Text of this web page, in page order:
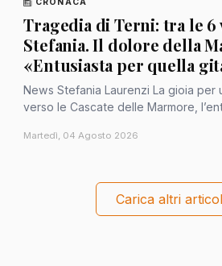
CRONACA
Tragedia di Terni: tra le 6
Stefania. Il dolore della
«Entusiasta per quella
News Stefania Laurenzi La gioia per una gita fuori porta
verso le Cascate delle Marmore,
Martedì, 04 Agosto 2026
Carica altri